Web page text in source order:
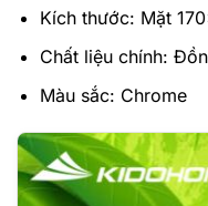
Kích thước: Mặt
Chất liệu chính:
Màu sắc: Chrome